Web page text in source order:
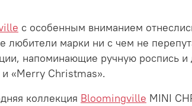
с особенным вниманием
любители марки ни с чем не
напоминающие ручную роспись
«Merry Christmas».
коллекция Bloomingville MINI